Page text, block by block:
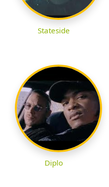
Stateside
Diplo